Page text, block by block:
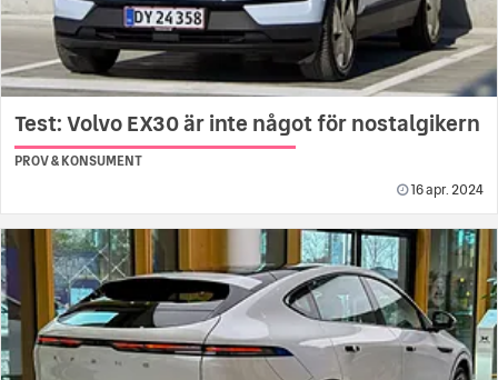
Test: Volvo EX30 är inte något för nostalgikern
PROV & KONSUMENT
16 apr. 2024